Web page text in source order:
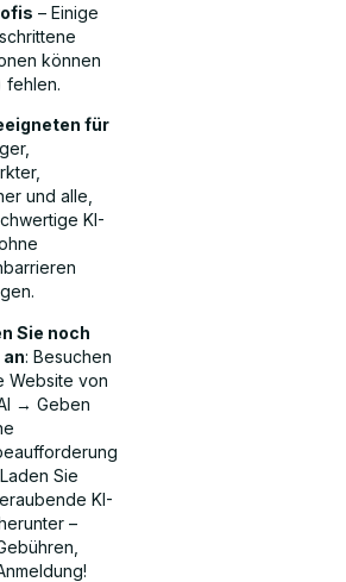
– Einige
können
fehlen.
für
und alle,
KI-
Sie noch
: Besuchen
Website von
→ Geben
Sie
KI-
–